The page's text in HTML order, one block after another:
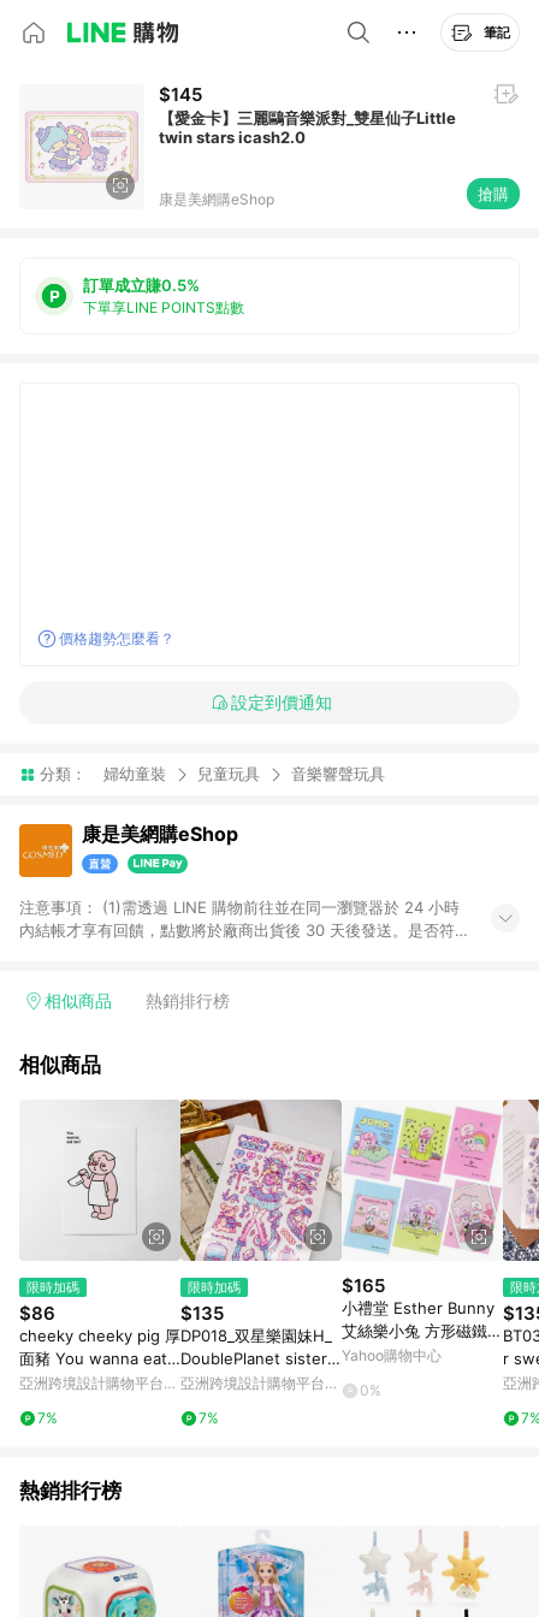
筆記
$145
【愛金卡】三麗鷗音樂派對_雙星仙子Little
twin stars icash2.0
康是美網購eShop 搶購
訂單成立賺0.5%
下單享LINE POINTS點數
價格趨勢怎麼看？
設定到價通知
分類： 婦幼童裝 兒童玩具 音樂響聲玩具
康是美網購eShop
注意事項：​ (1)需透過 LINE 購物前往並在同一瀏覽器於 24 小時
內結帳才享有回饋，點數將於廠商出貨後 30 天後發送。​是否符
黃金鑽飾/精品相關/3C數位(含周邊)/家電視聽/運動戶外/母嬰用
饋%」，將於訂單成立後由「LINE購物通知」之官方帳號訊息通
依LINE購物網站訂單成立通知為準。​​ (5)LINE購物設有「單一商
品最高回饋點數」機制 (部分時段開放「回饋無上限」)，以同一
訂單中同一商品不論件數計算，請依訂單成立當下LINE購物的回
饋機制為準。
相似商品 熱銷排行榜
相似商品
限時加碼
$86
cheeky cheeky pig 厚
面豬 You wanna eat
me? 你想吃我? 明信片
亞洲跨境設計購物平台
7%
限時加碼
$135
DP018_双星樂園妹H_
DoublePlanet sister
H/轉印貼紙
亞洲跨境設計購物平台
7%
$165
小禮堂 Esther Bunny
艾絲樂小兔 方形磁鐵
(生活款)
Yahoo購物中心
0%
限
r
紙
亞洲
熱銷排行榜